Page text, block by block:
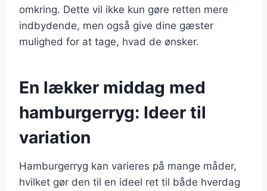
omkring. Dette vil ikke kun gøre retten mere
indbydende, men også give dine gæster
mulighed for at tage, hvad de ønsker.
En lækker middag med
hamburgerryg: Ideer til
variation
Hamburgerryg kan varieres på mange måder,
hvilket gør den til en ideel ret til både hverdag